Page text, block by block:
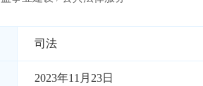
司法
2023年11月23日